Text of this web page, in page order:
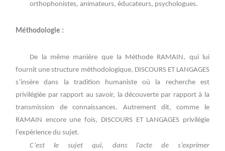
orthophonistes, animateurs, éducateurs, psychologues.
Méthodologie :
De la même manière que la Méthode RAMAIN, qui lui
fournit une structure méthodologique, DISCOURS ET LANGAGES
s’insère dans la tradition humaniste où la recherche est
privilégiée par rapport au savoir, la découverte par rapport à la
transmission de connaissances. Autrement dit, comme le
RAMAIN encore une fois, DISCOURS ET LANGAGES privilégie
l’expérience du sujet.
C’est le sujet qui, dans l’acte de s’exprimer